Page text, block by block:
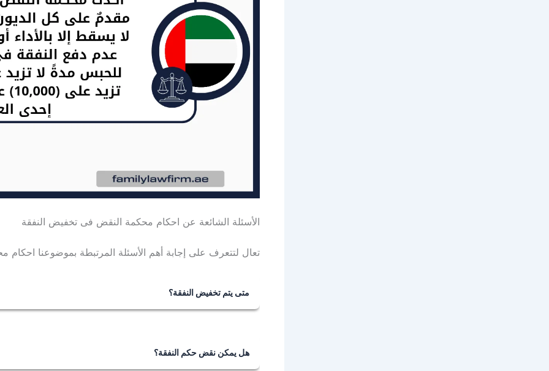
الأسئلة الشائعة عن احكام محكمة النقض فى تخفيض النفقة
تعال لتتعرف على إجابة أهم الأسئلة المرتبطة بموضوعنا
متى يتم تخفيض النفقة؟
حاجة المنفق عليه للنفقة بسبب عمل أو بلوغ أو زواج أو ظهور
هل يمكن نقض حكم النفقة؟